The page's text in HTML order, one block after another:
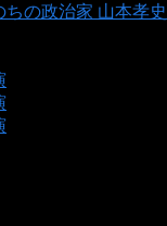
の政治家 山本孝